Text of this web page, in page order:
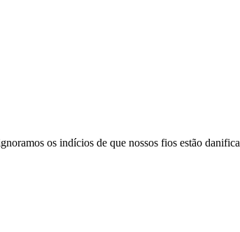
os indícios de que nossos fios estão